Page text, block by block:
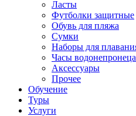
Ласты
Футболки защитные
Обувь для пляжа
Сумки
Наборы для
Часы
Аксессуары
Прочее
Обучение
Туры
Услуги